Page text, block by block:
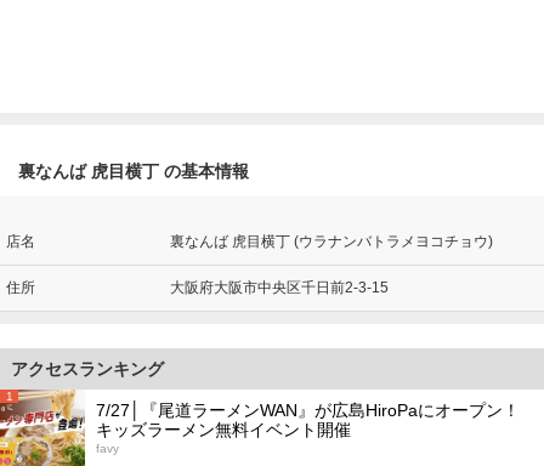
裏なんば 虎目横丁 の基本情報
店名 裏なんば 虎目横丁 (ウラナンバトラメヨコチョウ)
住所 大阪府大阪市中央区千日前2-3-15
アクセスランキング
1
7/27│『尾道ラーメンWAN』が広島HiroPaにオープン！
キッズラーメン無料イベント開催
favy